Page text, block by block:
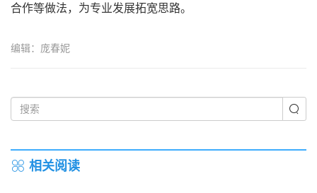
合作等做法，为专业发展拓宽思路。
编辑：庞春妮
相关阅读